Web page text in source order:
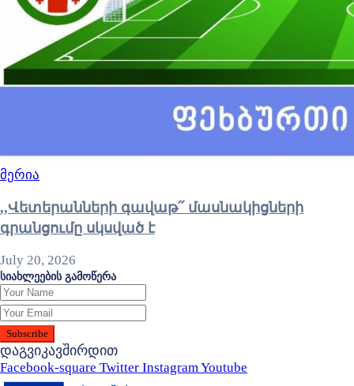
მერია
,,Վետերանների գավաթ՛՛ մասնակիցների
գրանցումը սկսված է
July 20, 2026
სიახლეების გამოწერა
დაგვიკავშირდით
Facebook-square Twitter InstagramYoutube